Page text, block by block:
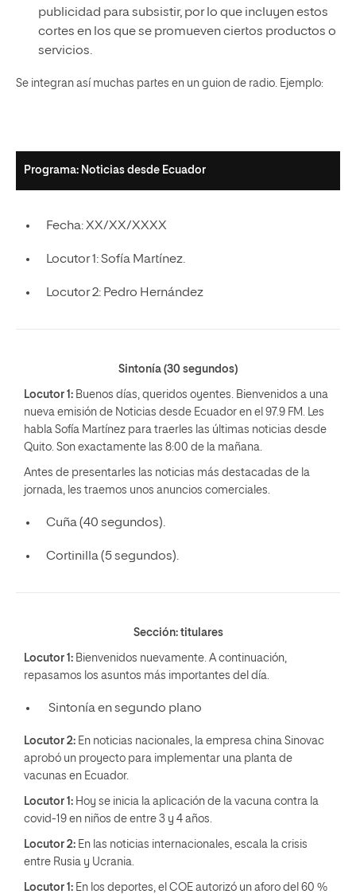
publicidad para subsistir, por lo que incluyen estos
cortes en los que se promueven ciertos productos o
servicios.
Se integran así muchas partes en un guion de radio. Ejemplo:
Programa: Noticias desde Ecuador
Fecha: XX/XX/XXXX
Locutor 1: Sofía Martínez.
Locutor 2: Pedro Hernández
Sintonía (30 segundos)
Locutor 1: Buenos días, queridos oyentes. Bienvenidos a una
nueva emisión de Noticias desde Ecuador en el 97.9 FM. Les
habla Sofía Martínez para traerles las últimas noticias desde
Quito. Son exactamente las 8:00 de la mañana.
Antes de presentarles las noticias más destacadas de la
jornada, les traemos unos anuncios comerciales.
Cuña (40 segundos).
Cortinilla (5 segundos).
Sección: titulares
Locutor 1: Bienvenidos nuevamente. A continuación,
repasamos los asuntos más importantes del día.
Sintonía en segundo plano
Locutor 2: En noticias nacionales, la empresa china Sinovac
aprobó un proyecto para implementar una planta de
vacunas en Ecuador.
Locutor 1: Hoy se inicia la aplicación de la vacuna contra la
covid-19 en niños de entre 3 y 4 años.
Locutor 2: En las noticias internacionales, escala la crisis
entre Rusia y Ucrania.
Locutor 1: En los deportes, el COE autorizó un aforo del 60 %